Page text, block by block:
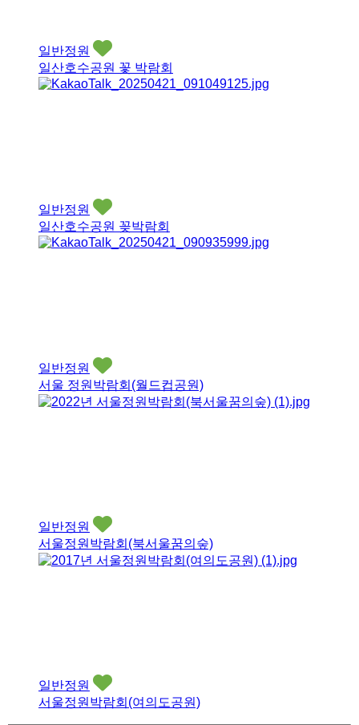
일반정원
일산호수공원 꽃 박람회
일반정원
일산호수공원 꽂박람회
일반정원
서울 정원박람회(월드컵공원)
일반정원
서울정원박람회(북서울꿈의숲)
일반정원
서울정원박람회(여의도공원)